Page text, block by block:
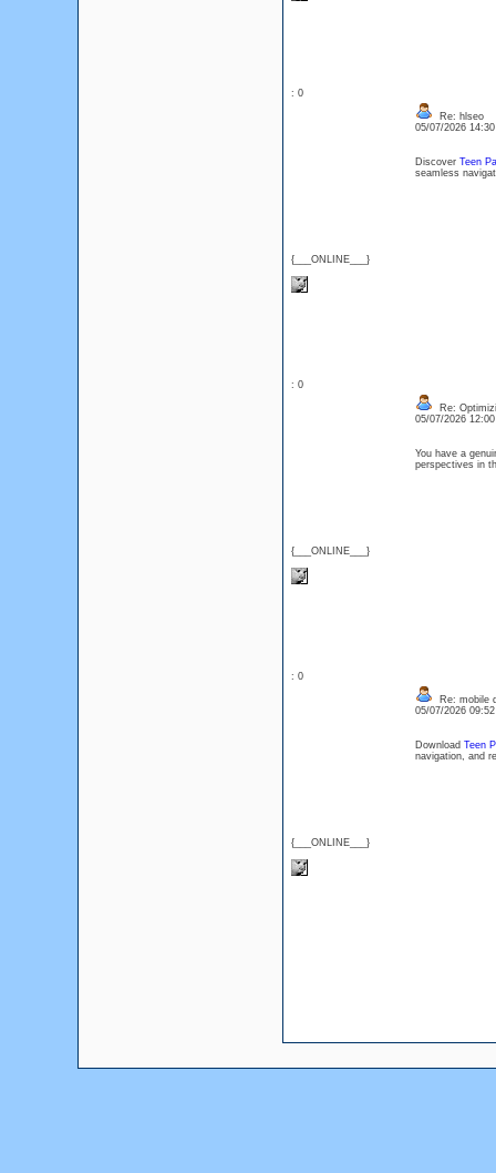
: 0
{___ONLINE___}
Re: hlseo
05/07/2026
Discover Teen
seamless
: 0
{___ONLINE___}
Re:
05/07/2026
You have a
perspectives in
: 0
{___ONLINE___}
Re: mobile
05/07/2026
Download Teen
navigation, and